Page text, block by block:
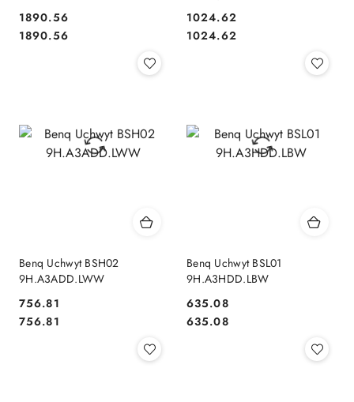
Cena:
1890.56
Cena:
1890.56 Cena:
1024.62
Cena:
1024.62
Benq Uchwyt BSH02
9H.A3ADD.LWW
Cena:
756.81
Cena:
756.81
Benq Uchwyt BSL01
9H.A3HDD.LBW
Cena:
635.08
Cena:
635.08